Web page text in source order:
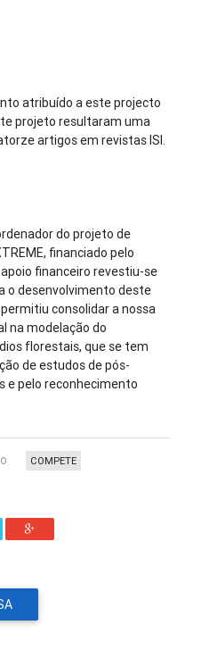
atribuído a este projecto
projeto resultaram uma
artigos em revistas ISI.
do projeto de
financiado pelo
financeiro revestiu-se
o desenvolvimento deste
consolidar a nossa
na modelação do
florestais, que se tem
de estudos de pós-
e pelo reconhecimento
COMPETE